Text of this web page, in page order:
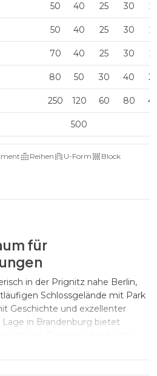
50 40 25 30
50 40 25 30
70 40 25 30
80 50 30 40
250 120 60 80
500
Reihen U-Form
Block
für
in der Prignitz nahe Berlin,
Schlossgelände mit Park
Geschichte und exzellenter
in Brandenburg bietet